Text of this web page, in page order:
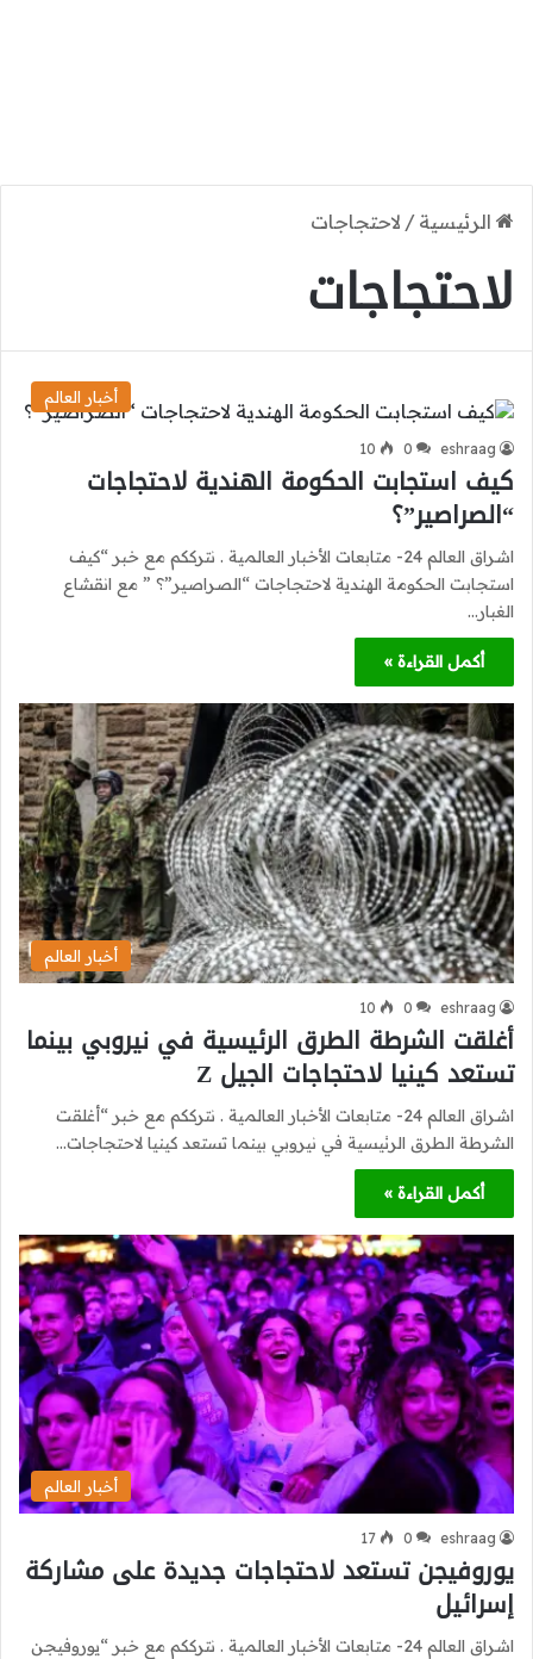
الرئيسية / لاحتجاجات
لاحتجاجات
أخبار العالم
eshraag
0
10
كيف استجابت الحكومة الهندية لاحتجاجات
“الصراصير”؟
اشراق العالم 24- متابعات الأخبار العالمية . نترككم مع خبر “كيف
استجابت الحكومة الهندية لاحتجاجات “الصراصير”؟ ” مع انقشاع
الغبار…
أكمل القراءة »
أخبار العالم
eshraag
0
10
أغلقت الشرطة الطرق الرئيسية في نيروبي بينما
تستعد كينيا لاحتجاجات الجيل Z
اشراق العالم 24- متابعات الأخبار العالمية . نترككم مع خبر “أغلقت
الشرطة الطرق الرئيسية في نيروبي بينما تستعد كينيا لاحتجاجات…
أكمل القراءة »
أخبار العالم
eshraag
0
17
يوروفيجن تستعد لاحتجاجات جديدة على مشاركة
إسرائيل
اشراق العالم 24- متابعات الأخبار العالمية . نترككم مع خبر “يوروفيجن